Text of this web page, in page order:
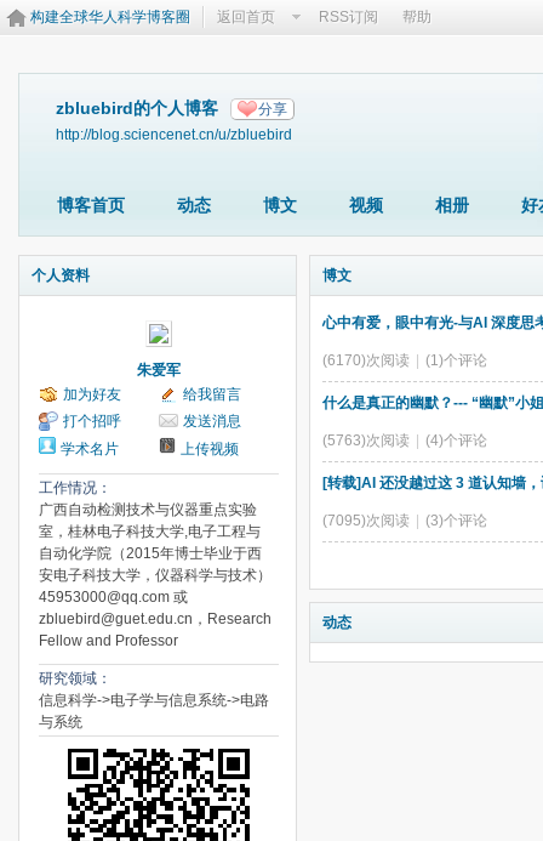
构建全球华人科学博客圈 返回首页 RSS订阅 帮助
zbluebird的个人博客 分享
http://blog.sciencenet.cn/u/zbluebird
博客首页 动态 博文 视频 相册 好
个人资料
朱爱军
加为好友
给我留言
打个招呼
发送消息
学术名片
上传视频
工作情况：
广西自动检测技术与仪器重点实验
室，桂林电子科技大学,电子工程与
自动化学院（2015年博士毕业于西
安电子科技大学，仪器科学与技术）
45953000@qq.com 或
zbluebird@guet.edu.cn，Research
Fellow and Professor
研究领域：
信息科学->电子学与信息系统->电路
与系统
博文
心中有爱，眼中有光-与AI 深度思
(6170)次阅读 (1)个评论
什么是真正的幽默？--- “幽默”小姐
(5763)次阅读 (4)个评论
[转载]AI 还没越过这 3 道认知墙
(7095)次阅读 (3)个评论
动态